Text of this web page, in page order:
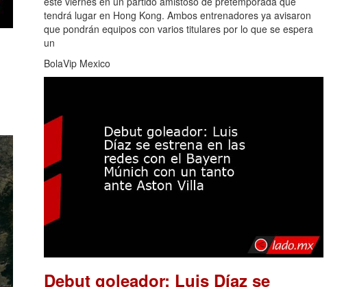
tendrá lugar en Hong Kong. Ambos entrenadores ya avisaron
que pondrán equipos con varios titulares por lo que se espera
un
BolaVip Mexico
Debut goleador: Luis Díaz se